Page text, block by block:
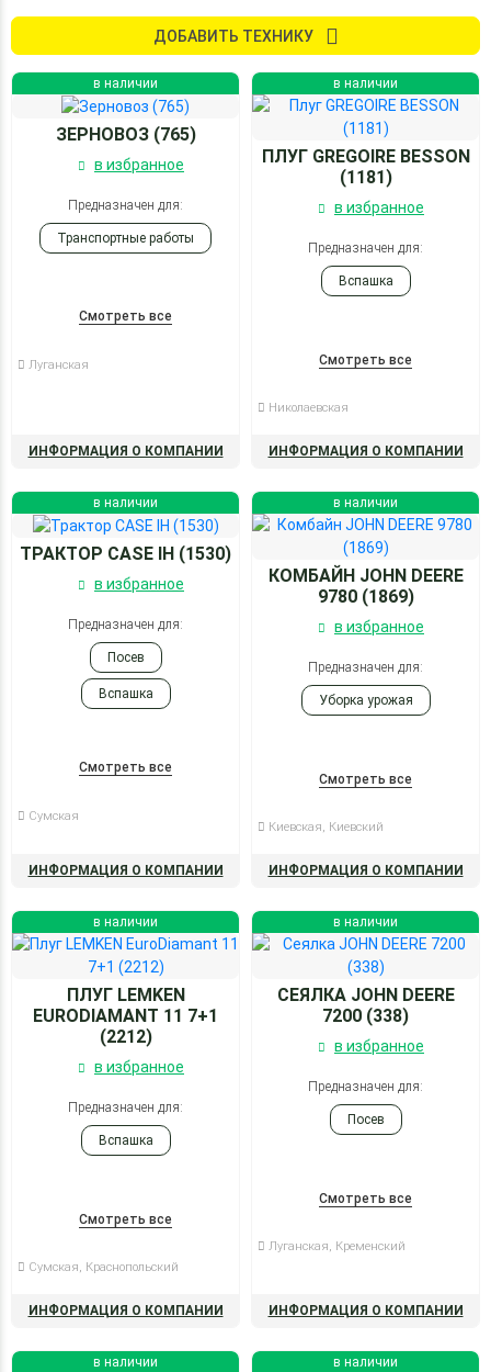
ДОБАВИТЬ ТЕХНИКУ
в наличии
ЗЕРНОВОЗ (765)
в избранное
Предназначен для:
Транспортные работы
Смотреть все
Луганская
ИНФОРМАЦИЯ О КОМПАНИИ
в наличии
ПЛУГ GREGOIRE BESSON
(1181)
в избранное
Предназначен для:
Вспашка
Смотреть все
Николаевская
ИНФОРМАЦИЯ О КОМПАНИИ
в наличии
ТРАКТОР CASE IH (1530)
в избранное
Предназначен для:
Посев
Вспашка
Смотреть все
Сумская
ИНФОРМАЦИЯ О КОМПАНИИ
в наличии
КОМБАЙН JOHN DEERE
9780 (1869)
в избранное
Предназначен для:
Уборка урожая
Смотреть все
Киевская, Киевский
ИНФОРМАЦИЯ О КОМПАНИИ
в наличии
ПЛУГ LEMKEN
EURODIAMANT 11 7+1
(2212)
в избранное
Предназначен для:
Вспашка
Смотреть все
Сумская, Краснопольский
ИНФОРМАЦИЯ О КОМПАНИИ
в наличии
СЕЯЛКА JOHN DEERE
7200 (338)
в избранное
Предназначен для:
Посев
Смотреть все
Луганская, Кременский
ИНФОРМАЦИЯ О КОМПАНИИ
в наличии в наличии